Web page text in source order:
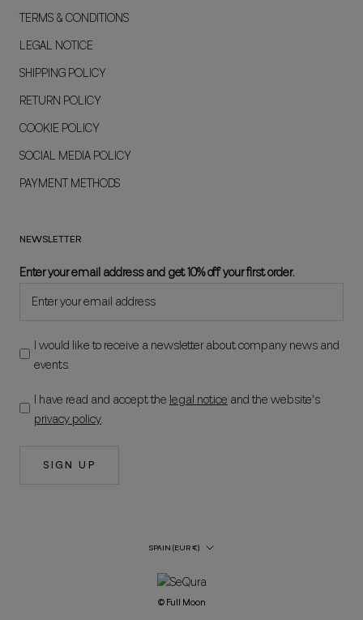
TERMS & CONDITIONS
LEGAL NOTICE
SHIPPING POLICY
RETURN POLICY
COOKIE POLICY
SOCIAL MEDIA POLICY
PAYMENT METHODS
NEWSLETTER
Enter your email address and get 10% off your first order.
I would like to receive a newsletter about company news and
events.
I have read and accept the legal notice and the website's
privacy policy.
SIGN UP
Country/Region
SPAIN (EUR €)
© Full Moon